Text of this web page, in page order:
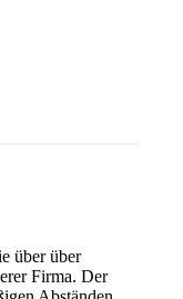
über über
Firma. Der